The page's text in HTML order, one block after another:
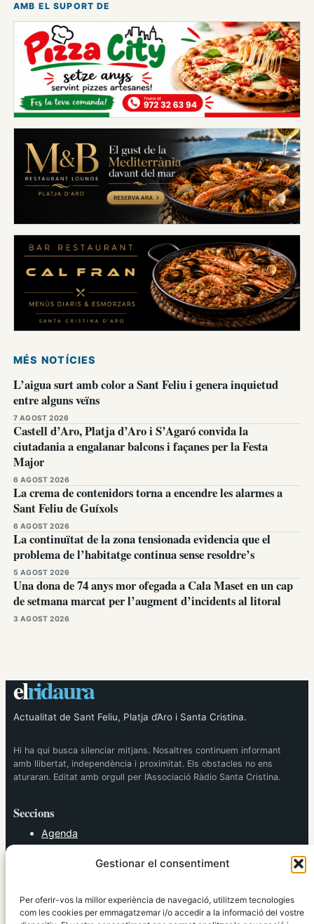
Gestionar el consentiment
Per oferir-vos la millor experiència de navegació, utilitzem tecnologies
com les cookies per emmagatzemar i/o accedir a la informació del vostre
AMB EL SUPORT DE
MÉS NOTÍCIES
L’aigua surt amb color a Sant Feliu i genera inquietud
entre alguns veïns
7 AGOST 2026
Castell d’Aro, Platja d’Aro i S’Agaró convida la
ciutadania a engalanar balcons i façanes per la Festa
Major
6 AGOST 2026
La crema de contenidors torna a encendre les alarmes a
Sant Feliu de Guíxols
6 AGOST 2026
La continuïtat de la zona tensionada evidencia que el
problema de l’habitatge continua sense resoldre’s
5 AGOST 2026
Una dona de 74 anys mor ofegada a Cala Maset en un cap
de setmana marcat per l’augment d’incidents al litoral
3 AGOST 2026
elridaura
Actualitat de Sant Feliu, Platja d’Aro i Santa Cristina.
Hi ha qui busca silenciar mitjans. Nosaltres continuem informant
amb llibertat, independència i proximitat. Els obstacles no ens
aturaran. Editat amb orgull per l’Associació Ràdio Santa Cristina.
Seccions
Agenda
Cultura
Política
Societat